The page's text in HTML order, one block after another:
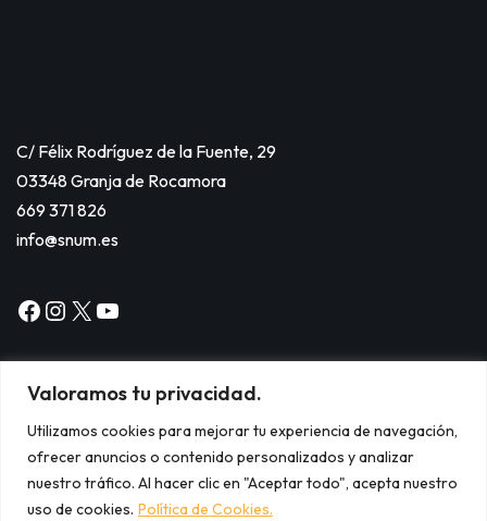
Valoramos tu privacidad.
Utilizamos cookies para mejorar tu experiencia de navegación,
ofrecer anuncios o contenido personalizados y analizar
nuestro tráfico. Al hacer clic en "Aceptar todo", acepta nuestro
uso de cookies. Política de Cookies.
C/ Félix Rodríguez de la Fuente, 29
03348 Granja de Rocamora
669 371 826
info@snum.es
Copyright © 2024
Aviso legal.